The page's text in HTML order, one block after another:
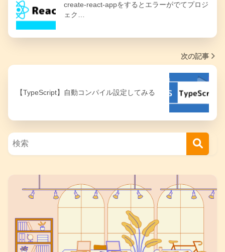
create-react-appをするとエラーがでてプロジ
ェク…
次の記事
【TypeScript】自動コンパイル設定してみる